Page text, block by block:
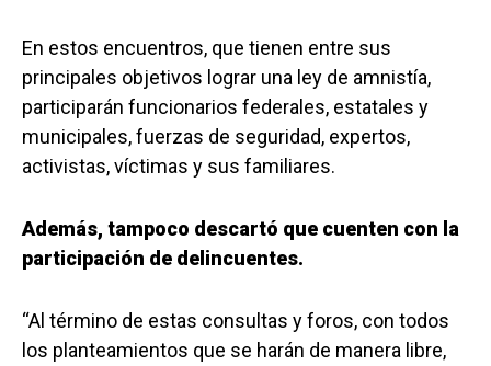
En estos encuentros, que tienen entre sus
principales objetivos lograr una ley de amnistía,
participarán funcionarios federales, estatales y
municipales, fuerzas de seguridad, expertos,
activistas, víctimas y sus familiares.
Además, tampoco descartó que cuenten con la
participación de delincuentes.
“Al término de estas consultas y foros, con todos
los planteamientos que se harán de manera libre,